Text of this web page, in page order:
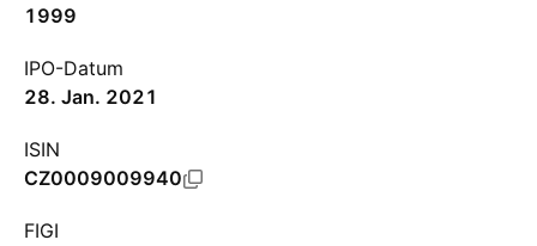
1999
IPO-Datum
28. Jan. 2021
ISIN
CZ0009009940
FIGI